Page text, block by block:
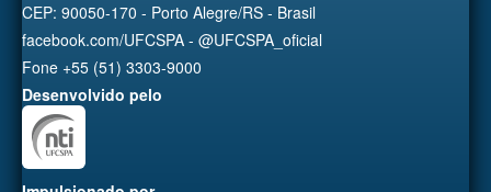
CEP: 90050-170 - Porto Alegre/RS - Brasil
facebook.com/UFCSPA - @UFCSPA_oficial
Fone +55 (51) 3303-9000
Desenvolvido pelo